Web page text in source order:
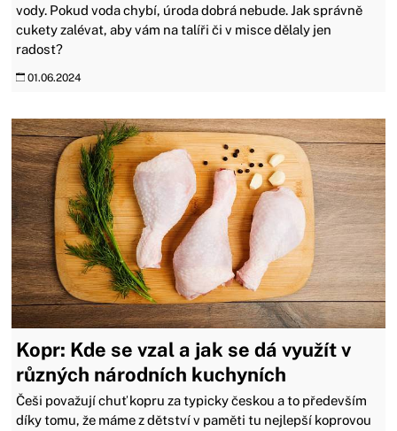
vody. Pokud voda chybí, úroda dobrá nebude. Jak správně
cukety zalévat, aby vám na talíři či v misce dělaly jen
radost?
01.06.2024
Kopr: Kde se vzal a jak se dá využít v
různých národních kuchyních
Češi považují chuť kopru za typicky českou a to především
díky tomu, že máme z dětství v paměti tu nejlepší koprovou